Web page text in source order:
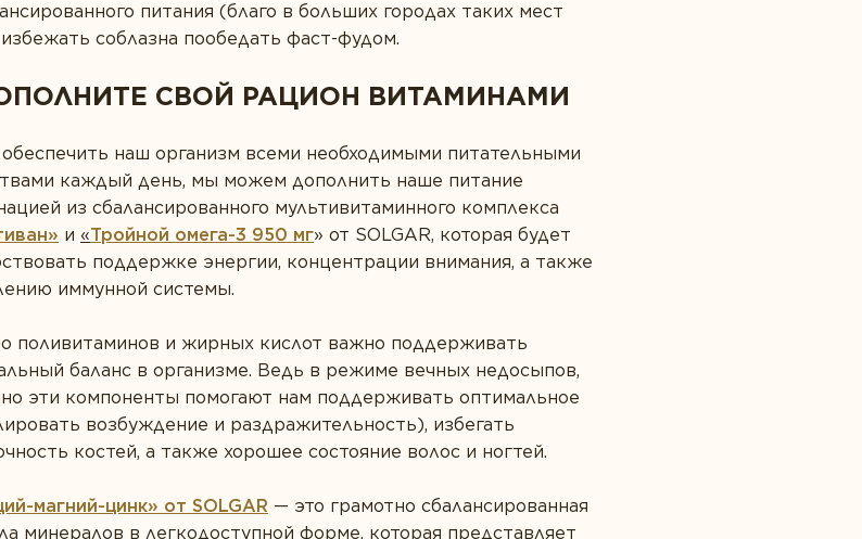
питания (благо в больших городах таких мест
соблазна пообедать фаст-фудом.
СВОЙ РАЦИОН ВИТАМИНАМИ
наш организм всеми необходимыми питательными
каждый день, мы можем дополнить наше питание
из сбалансированного мультивитаминного комплекса
» и «Тройной омега-3 950 мг» от SOLGAR, которая будет
поддержке энергии, концентрации внимания, а также
иммунной системы.
поливитаминов и жирных кислот важно поддерживать
баланс в организме. Ведь в режиме вечных недосыпов,
эти компоненты помогают нам поддерживать оптимальное
возбуждение и раздражительность), избегать
костей, а также хорошее состояние волос и ногтей.
магний-цинк» от SOLGAR — это грамотно сбалансированная
минералов в легкодоступной форме, которая представляет